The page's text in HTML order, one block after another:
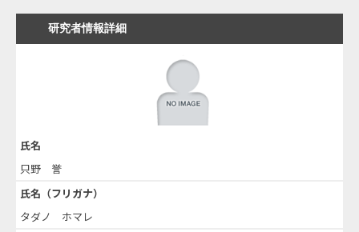
研究者情報詳細
氏名
只野 誉
氏名（フリガナ）
タダノ ホマレ